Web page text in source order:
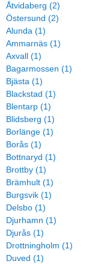
Åtvidaberg (2)
Östersund (2)
Alunda (1)
Ammarnäs (1)
Axvall (1)
Bagarmossen (1)
Bjästa (1)
Blackstad (1)
Blentarp (1)
Blidsberg (1)
Borlänge (1)
Borås (1)
Bottnaryd (1)
Brottby (1)
Brämhult (1)
Burgsvik (1)
Delsbo (1)
Djurhamn (1)
Djurås (1)
Drottningholm (1)
Duved (1)